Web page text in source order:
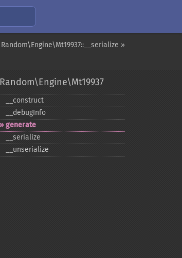
Random\Engine\Mt19937::__serialize »
Random\Engine\Mt19937
_​_​construct
_​_​debugInfo
generate
_​_​serialize
_​_​unserialize